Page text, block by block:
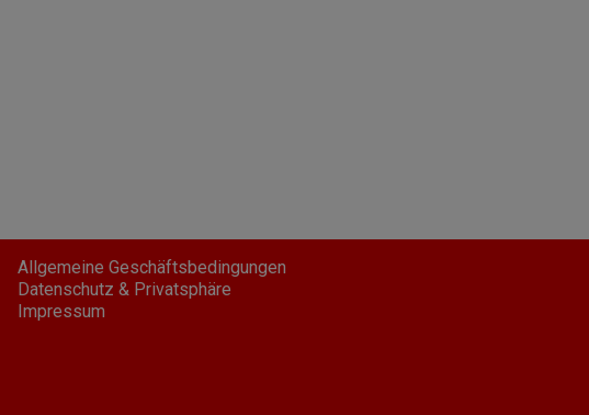
Allgemeine Geschäftsbedingungen
Datenschutz & Privatsphäre
Impressum